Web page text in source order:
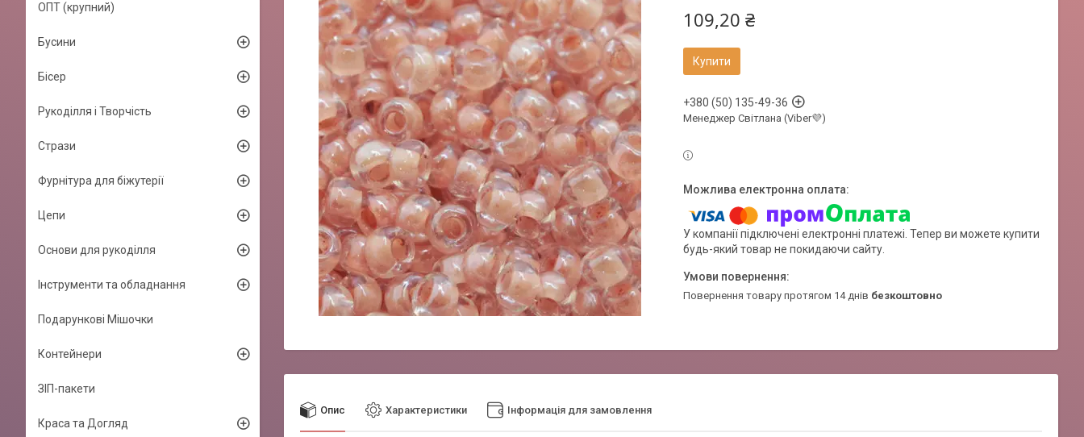
109,20 ₴
Купити
+380 (50) 135-49-36
Менеджер Світлана (Viber💜)
У компанії підключені електронні платежі. Тепер ви можете купити
будь-який товар не покидаючи сайту.
повернення товару протягом 14 днів безкоштовно
Опис Характеристики Інформація для замовлення
ОПТ (крупний)
Бусини
Бісер
Рукоділля і Творчість
Стрази
Фурнітура для біжутерії
Цепи
Основи для рукоділля
Інструменти та обладнання
Подарункові Мішочки
Контейнери
ЗІП-пакети
Краса та Догляд